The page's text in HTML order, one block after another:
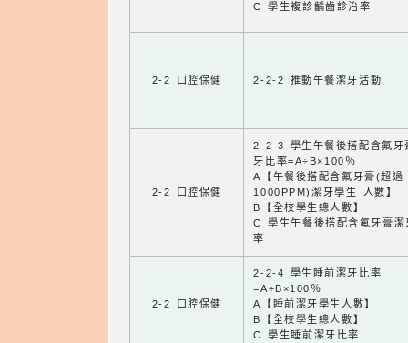
C 學生複診齲齒診治率
2-2 口腔保健 2-2-2 推動午餐潔牙活動
2-2 口腔保健
2-2-3 學生午餐後搭配含氟牙
牙比率=A÷B×100％
A【午餐後搭配含氟牙膏(超過
1000PPM)潔牙學生 人數】
B【全校學生總人數】
C 學生午餐後搭配含氟牙膏潔
率
2-2 口腔保健
2-2-4 學生睡前潔牙比率
=A÷B×100％
A【睡前潔牙學生人數】
B【全校學生總人數】
C 學生睡前潔牙比率